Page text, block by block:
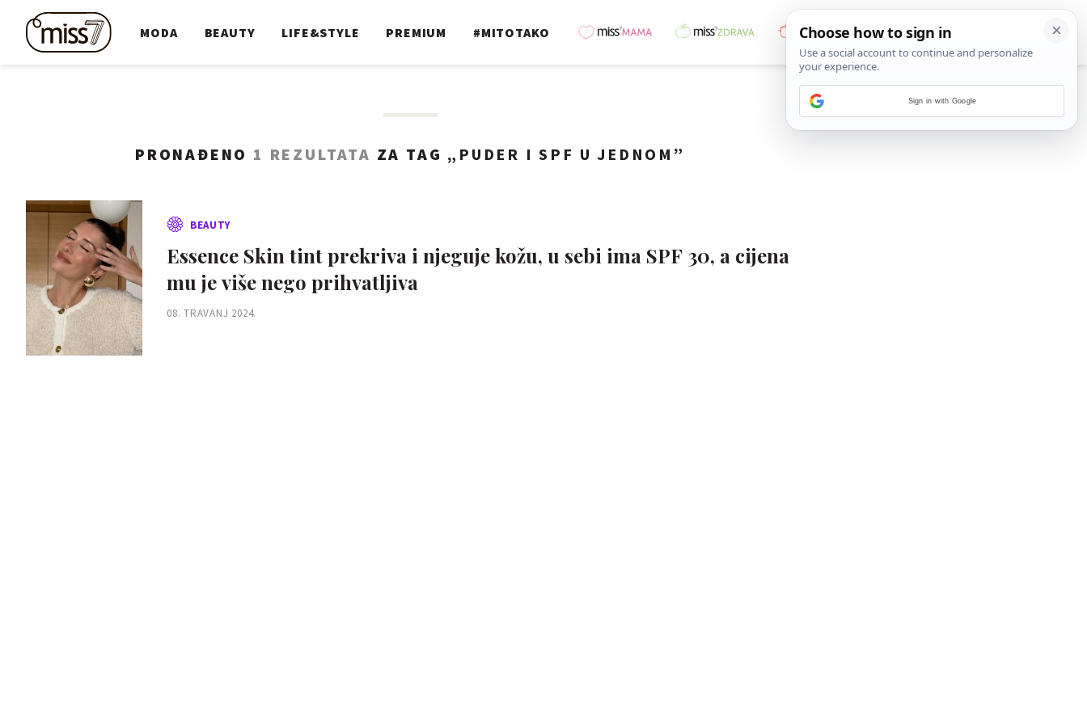
MODA BEAUTY LIFE&STYLE PREMIUM #MITOTAKO
PRONAĐENO 1 REZULTATA ZA TAG „ PUDER I SPF U JEDNOM ”
BEAUTY
Essence Skin tint prekriva i njeguje kožu, u sebi ima SPF 30, a cijena
mu je više nego prihvatljiva
08. TRAVANJ 2024.
Sign in with Google